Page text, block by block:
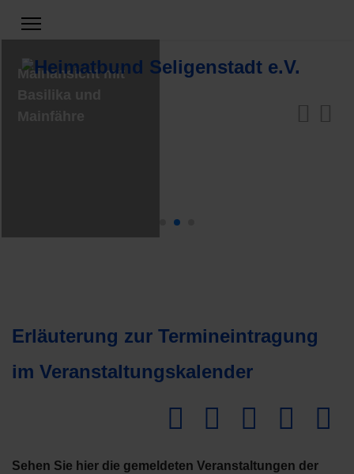
Mainansicht mit
Erläuterung zur Termineintragung
im Veranstaltungskalender
Sehen Sie hier die gemeldeten Veranstaltungen der